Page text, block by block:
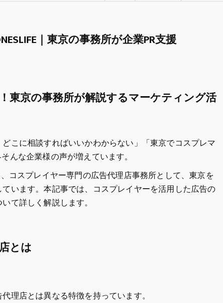
｜東京の事務所が企業PR支援
東京の事務所が解説するマーケティング活
こに相談すればいいかわからない」「東京でコスプレマ
な企業様の声が増えています。
コスプレイヤー専門の広告代理店事務所として、東京を
います。本記事では、コスプレイヤーを活用した広告の
て詳しく解説します。
とは
理店とは異なる特徴を持っています。